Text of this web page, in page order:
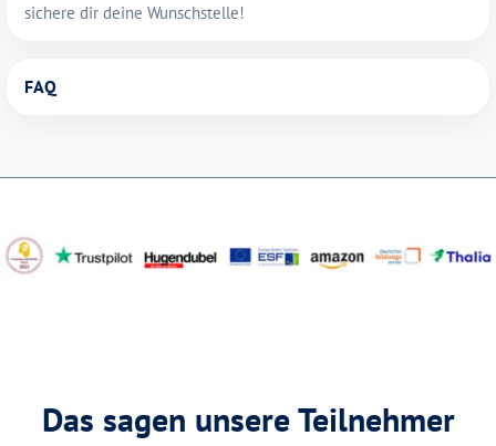
sichere dir deine Wunschstelle!
FAQ
Das sagen unsere Teilnehmer